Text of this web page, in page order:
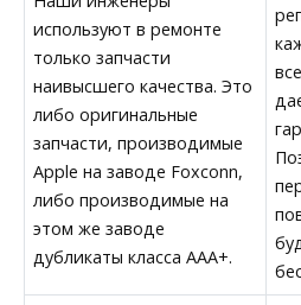
используют в ремонте
только запчасти
наивысшего качества. Это
либо оригинальные
запчасти, производимые
Apple на заводе Foxconn,
либо производимые на
этом же заводе
дубликаты класса AAA+.